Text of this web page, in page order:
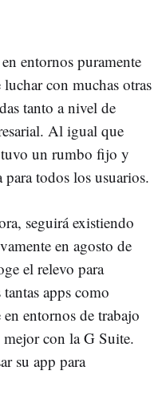
entornos puramente
con muchas otras
tanto a nivel de
Al igual que
un rumbo fijo y
todos los usuarios.
seguirá existiendo
en agosto de
el relevo para
apps como
entornos de trabajo
con la G Suite.
su app para